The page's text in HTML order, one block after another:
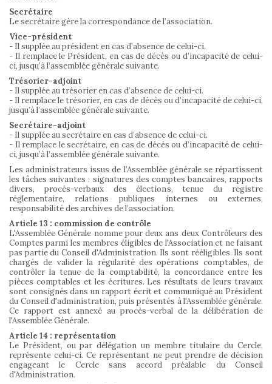
Secrétaire
Le secrétaire gère la correspondance de l’association.
Vice-président
- Il supplée au président en cas d’absence de celui-ci.
- Il remplace le Président, en cas de décès ou d’incapacité de celui-
ci, jusqu’à l’assemblée générale suivante.
Trésorier-adjoint
- Il supplée au trésorier en cas d’absence de celui-ci.
- Il remplace le trésorier, en cas de décès ou d’incapacité de celui-ci,
jusqu’à l’assemblée générale suivante.
Secrétaire-adjoint
- Il supplée au secrétaire en cas d’absence de celui-ci.
- Il remplace le secrétaire, en cas de décès ou d’incapacité de celui-
ci, jusqu’à l’assemblée générale suivante.
Les administrateurs issus de l’Assemblée générale se répartissent
les tâches suivantes : signatures des comptes bancaires, rapports
divers, procès-verbaux des élections, tenue du registre
réglementaire, relations publiques internes ou externes,
responsabilité des archives de l’association.
Article 13 : commission de contrôle
L'Assemblée Générale nomme pour deux ans deux Contrôleurs des
Comptes parmi les membres éligibles de l'Association et ne faisant
pas partie du Conseil d'Administration. Ils sont rééligibles. Ils sont
chargés de valider la régularité des opérations comptables, de
contrôler la tenue de la comptabilité, la concordance entre les
pièces comptables et les écritures. Les résultats de leurs travaux
sont consignés dans un rapport écrit et communiqué au Président
du Conseil d'administration, puis présentés à l'Assemblée générale.
Ce rapport est annexé au procès-verbal de la délibération de
l'Assemblée Générale.
Article 14 : représentation
Le Président, ou par délégation un membre titulaire du Cercle,
représente celui-ci. Ce représentant ne peut prendre de décision
engageant le Cercle sans accord préalable du Conseil
d'Administration.